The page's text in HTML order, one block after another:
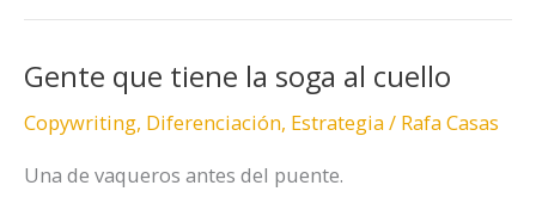
Gente que tiene la soga al cuello
Copywriting, Diferenciación, Estrategia/ Rafa Casas
Una de vaqueros antes del puente.
Gente
tiene
la